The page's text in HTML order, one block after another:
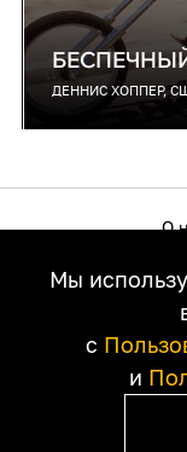
ДЕННИС ХОППЕР,
Мы
с
и
О
Политика